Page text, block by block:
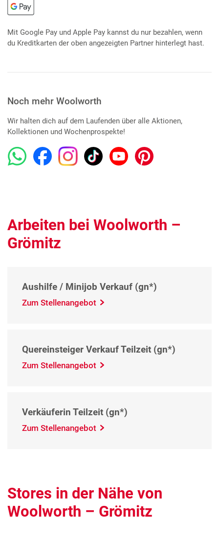
Mit Google Pay und Apple Pay kannst du nur bezahlen, wenn
du Kreditkarten der oben angezeigten Partner hinterlegt hast.
Noch mehr Woolworth
Wir halten dich auf dem Laufenden über alle Aktionen,
Kollektionen und Wochenprospekte!
Arbeiten bei Woolworth –
Grömitz
Aushilfe / Minijob Verkauf (gn*)
Zum Stellenangebot
Quereinsteiger Verkauf Teilzeit (gn*)
Zum Stellenangebot
Verkäuferin Teilzeit (gn*)
Zum Stellenangebot
Stores in der Nähe von
Woolworth – Grömitz